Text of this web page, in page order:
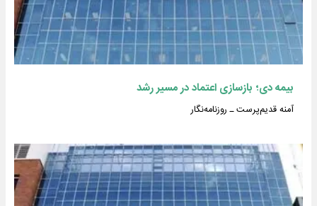
بیمه دی؛ بازسازی اعتماد در مسیر رشد
آمنه قدیم‌پرست ـ روزنامه‌نگار